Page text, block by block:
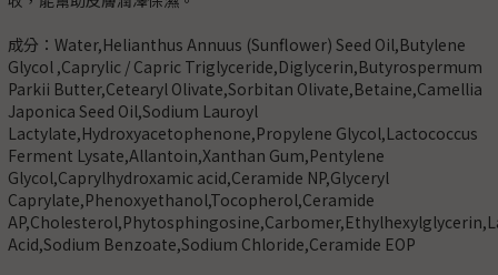
成分：Water,Helianthus Annuus (Sunflower) Seed Oil,Butylene
Glycol ,Caprylic / Capric Triglyceride,Diglycerin,Butyrospermum
Parkii Butter,Cetearyl Olivate,Sorbitan Olivate,Betaine,Camellia
Japonica Seed Oil,Sodium Lauroyl
Lactylate,Hydroxyacetophenone,Propylene Glycol,Lactococcus
Ferment Lysate,Allantoin,Xanthan Gum,Pentylene
Glycol,Caprylhydroxamic acid,Ceramide NP,Glyceryl
Caprylate,Phenoxyethanol,Tocopherol,Ceramide
Acid,Sodium Benzoate,Sodium Chloride,Ceramide EOP